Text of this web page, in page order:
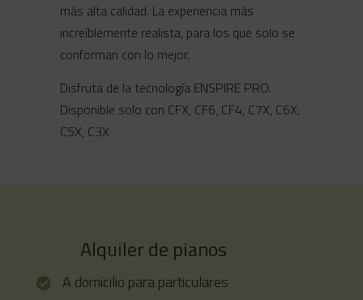
más alta calidad. La experiencia más
increíblemente realista, para los que solo se
conforman con lo mejor.
Disfruta de la tecnología ENSPIRE PRO.
Disponible solo con CFX, CF6, CF4, C7X, C6X,
C5X, C3X
Alquiler de pianos
A domicilio para particulares